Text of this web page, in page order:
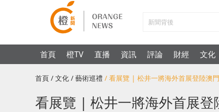
首頁 橙TV 直播 資訊 評論 財經 文化
首頁 / 文化 / 藝術巡禮 / 看展覽 | 松井一將海外首展登陸澳
看展覽 | 松井一將海外首展